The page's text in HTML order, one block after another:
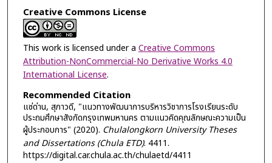
Creative Commons License
This work is licensed under a Creative Commons
Attribution-NonCommercial-No Derivative Works 4.0
International License.
Recommended Citation
แซ่ด่าน, สุภาวดี, "แนวทางพัฒนาการบริหารวิชาการโรงเรียนระดับ
ประถมศึกษาสังกัดกรุงเทพมหานคร ตามแนวคิดคุณลักษณะความเป็น
ผู้ประกอบการ" (2020). Chulalongkorn University Theses
and Dissertations (Chula ETD). 4411.
https://digital.car.chula.ac.th/chulaetd/4411